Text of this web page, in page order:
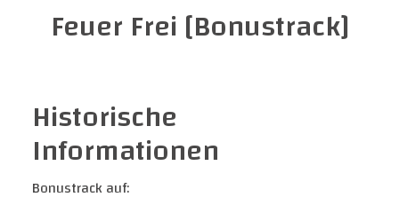
Feuer Frei [Bonustrack]
Historische
Informationen
Bonustrack auf: